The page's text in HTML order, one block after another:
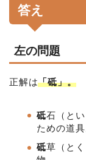
答え
左の問題
正解は「砥」。
砥石（と
ための道具
砥草（と